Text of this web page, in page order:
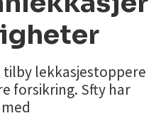
tilby lekkasjestoppere
forsikring. Sfty har